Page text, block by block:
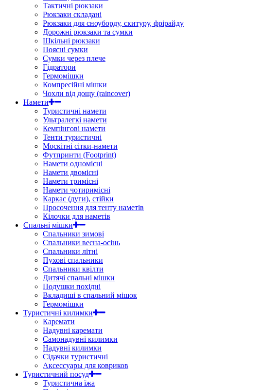
Тактичні рюкзаки
Рюкзаки складані
Рюкзаки для сноуборду, скитуру, фрірайду
Дорожні рюкзаки та сумки
Шкільні рюкзаки
Поясні сумки
Сумки через плече
Гідратори
Гермомішки
Компресійні мішки
Чохли від дощу (raincover)
Намети
Туристичні намети
Ультралегкі намети
Кемпінгові намети
Тенти туристичні
Москітні сітки-намети
Футпринти (Footprint)
Намети одномісні
Намети двомісні
Намети тримісні
Намети чотиримісні
Каркас (дуги), стійки
Просочення для тенту наметів
Кілочки для наметів
Спальні мішки
Спальники зимові
Спальники весна-осінь
Спальники літні
Пухові спальники
Спальники квілти
Дитячі спальні мішки
Подушки похідні
Вкладиші в спальний мішок
Гермомішки
Туристичні килимки
Каремати
Надувні каремати
Самонадувні килимки
Надувні килимки
Сідачки туристичні
Аксессуары для ковриков
Туристичний посуд
Туристична їжа